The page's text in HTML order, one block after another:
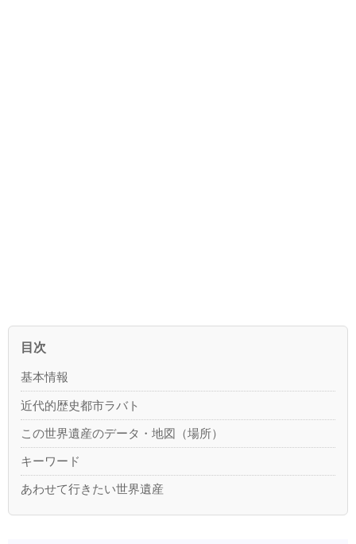
目次
基本情報
近代的歴史都市ラバト
この世界遺産のデータ・地図（場所）
キーワード
あわせて行きたい世界遺産